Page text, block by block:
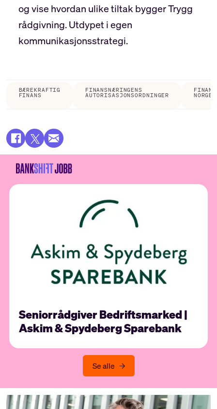
og vise hvordan ulike tiltak bygger Trygg
rådgivning. Utdypet i egen
kommunikasjonsstrategi.
BÆREKRAFTIG
FINANS
FINANSNÆRINGENS
AUTORISASJONSORDNINGER
FINANS
NORGE
Seniorrådgiver Bedriftsmarked |
Askim & Spydeberg Sparebank
Se alle